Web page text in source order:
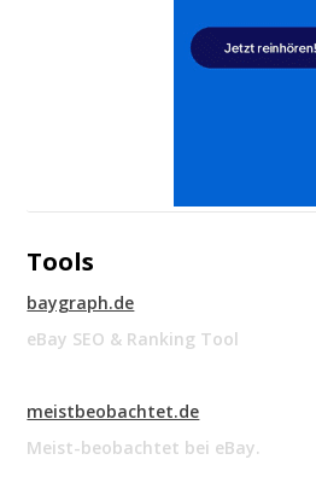
Tools
baygraph.de
eBay SEO & Ranking Tool
meistbeobachtet.de
Meist-beobachtet bei eBay.